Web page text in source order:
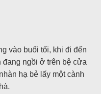
vào buổi tối, khi đi đến
đang ngồi ở trên bệ cửa
hạ bẻ lấy một cành